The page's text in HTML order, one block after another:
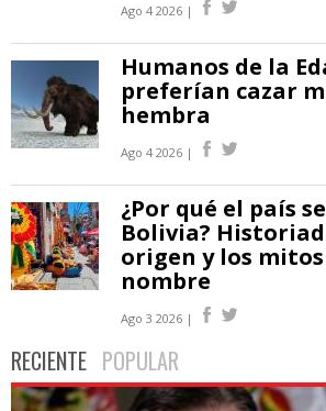
Ago 4 2026 |
Humanos de la
preferían cazar
hembra
Ago 4 2026 |
¿Por qué el país
Bolivia?
origen y los
nombre
Ago 3 2026 |
RECIENTE POPULAR